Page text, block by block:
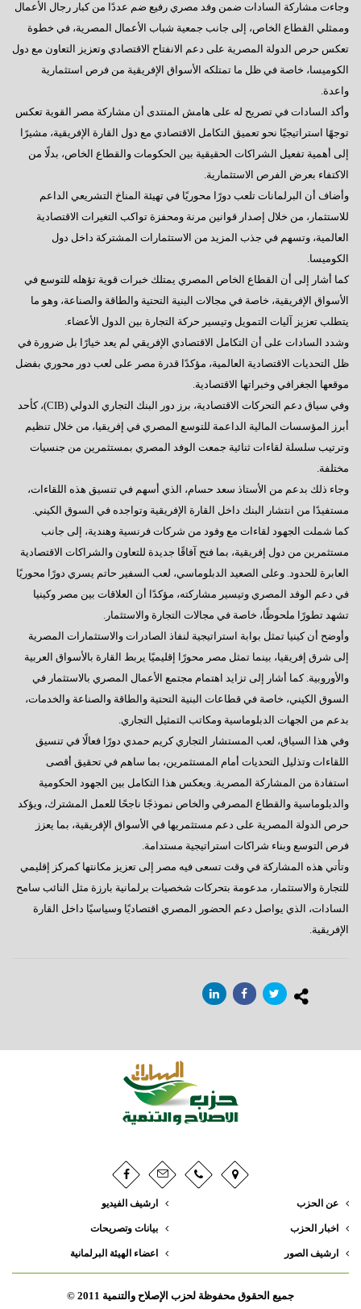
وجاءت مشاركة السادات ضمن وفد مصري رفيع ضم عددًا من كبار رجال الأعمال
وممثلي القطاع الخاص، إلى جانب جمعية شباب الأعمال المصرية، في خطوة
تعكس حرص الدولة المصرية على دعم الانفتاح الاقتصادي وتعزيز التعاون مع دول
الكوميسا، خاصة في ظل ما تمتلكه الأسواق الإفريقية من فرص استثمارية
واعدة.
وأكد السادات في تصريح له على هامش المنتدى أن مشاركة مصر القوية تعكس
توجهًا استراتيجيًا نحو تعميق التكامل الاقتصادي مع دول القارة الإفريقية، مشيرًا
إلى أهمية تفعيل الشراكات الحقيقية بين الحكومات والقطاع الخاص، بدلًا من
الاكتفاء بعرض الفرص الاستثمارية.
وأضاف أن البرلمانات تلعب دورًا محوريًا في تهيئة المناخ التشريعي الداعم
للاستثمار، من خلال إصدار قوانين مرنة ومحفزة تواكب التغيرات الاقتصادية
العالمية، وتسهم في جذب المزيد من الاستثمارات المشتركة داخل دول
الكوميسا.
كما أشار إلى أن القطاع الخاص المصري يمتلك خبرات قوية تؤهله للتوسع في
الأسواق الإفريقية، خاصة في مجالات البنية التحتية والطاقة والصناعة، وهو ما
يتطلب تعزيز آليات التمويل وتيسير حركة التجارة بين الدول الأعضاء.
وشدد السادات على أن التكامل الاقتصادي الإفريقي لم يعد خيارًا بل ضرورة في
ظل التحديات الاقتصادية العالمية، مؤكدًا قدرة مصر على لعب دور محوري بفضل
موقعها الجغرافي وخبراتها الاقتصادية.
وفي سياق دعم التحركات الاقتصادية، برز دور البنك التجاري الدولي (CIB)، كأحد
أبرز المؤسسات المالية الداعمة للتوسع المصري في إفريقيا، من خلال تنظيم
وترتيب سلسلة لقاءات ثنائية جمعت الوفد المصري بمستثمرين من جنسيات
مختلفة.
وجاء ذلك بدعم من الأستاذ سعد حسام، الذي أسهم في تنسيق هذه اللقاءات،
مستفيدًا من انتشار البنك داخل القارة الإفريقية وتواجده في السوق الكيني.
كما شملت الجهود لقاءات مع وفود من شركات فرنسية وهندية، إلى جانب
مستثمرين من دول إفريقية، بما فتح آفاقًا جديدة للتعاون والشراكات الاقتصادية
العابرة للحدود. وعلى الصعيد الدبلوماسي، لعب السفير حاتم يسري دورًا محوريًا
في دعم الوفد المصري وتيسير مشاركته، مؤكدًا أن العلاقات بين مصر وكينيا
تشهد تطورًا ملحوظًا، خاصة في مجالات التجارة والاستثمار.
وأوضح أن كينيا تمثل بوابة استراتيجية لنفاذ الصادرات والاستثمارات المصرية
إلى شرق إفريقيا، بينما تمثل مصر محورًا إقليميًا يربط القارة بالأسواق العربية
والأوروبية. كما أشار إلى تزايد اهتمام مجتمع الأعمال المصري بالاستثمار في
السوق الكيني، خاصة في قطاعات البنية التحتية والطاقة والصناعة والخدمات،
بدعم من الجهات الدبلوماسية ومكاتب التمثيل التجاري.
وفي هذا السياق، لعب المستشار التجاري كريم حمدي دورًا فعالًا في تنسيق
اللقاءات وتذليل التحديات أمام المستثمرين، بما ساهم في تحقيق أقصى
استفادة من المشاركة المصرية. ويعكس هذا التكامل بين الجهود الحكومية
والدبلوماسية والقطاع المصرفي والخاص نموذجًا ناجحًا للعمل المشترك، ويؤكد
حرص الدولة المصرية على دعم مستثمريها في الأسواق الإفريقية، بما يعزز
فرص التوسع وبناء شراكات استراتيجية مستدامة.
وتأتي هذه المشاركة في وقت تسعى فيه مصر إلى تعزيز مكانتها كمركز إقليمي
للتجارة والاستثمار، مدعومة بتحركات شخصيات برلمانية بارزة مثل النائب سامح
السادات، الذي يواصل دعم الحضور المصري اقتصاديًا وسياسيًا داخل القارة
الإفريقية.
عن الحزب
اخبار الحزب
ارشيف الصور
ارشيف الفيديو
بيانات وتصريحات
اعضاء الهيئة البرلمانية
جميع الحقوق محفوظة لحزب الإصلاح والتنمية 2011 ©